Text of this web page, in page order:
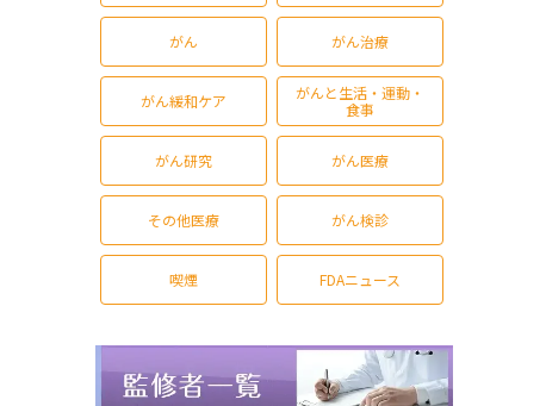
がん がん治療
がん緩和ケア
がんと生活・運動・
食事
がん研究 がん医療
その他医療 がん検診
喫煙 FDAニュース